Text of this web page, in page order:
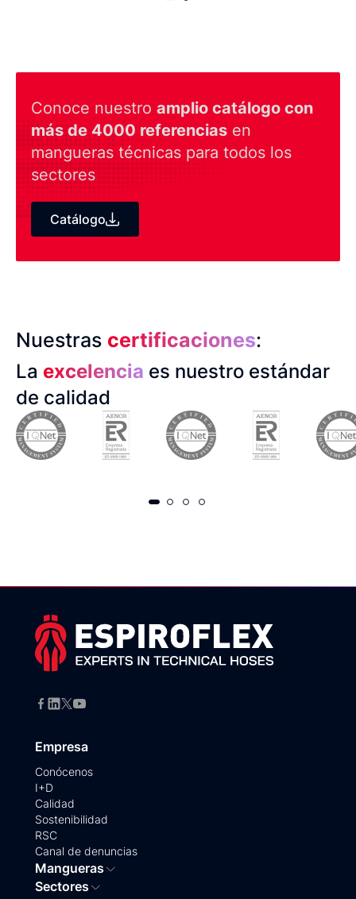
Conoce nuestro amplio catálogo con
más de 4000 referencias en
mangueras técnicas para todos los
sectores
Catálogo
Nuestras certificaciones:
La excelencia es nuestro estándar
de calidad
Empresa
Conócenos
I+D
Calidad
Sostenibilidad
RSC
Canal de denuncias
Mangueras
Sectores